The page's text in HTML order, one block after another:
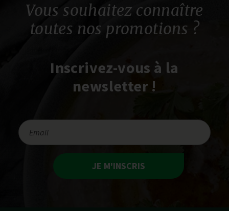
Vous souhaitez connaître
toutes nos promotions ?
Inscrivez-vous à la
newsletter !
JE M'INSCRIS